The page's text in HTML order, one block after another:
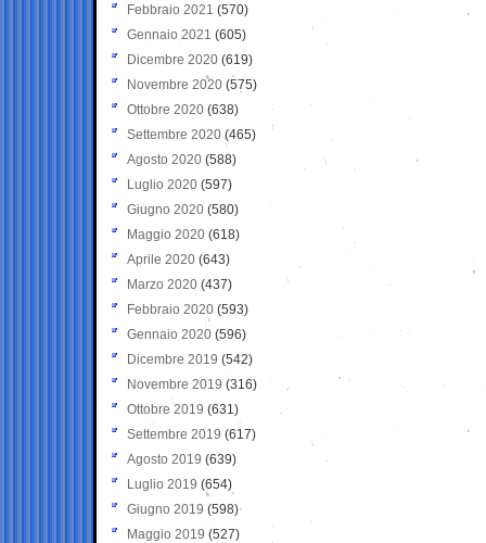
Febbraio 2021 (570)
Gennaio 2021 (605)
Dicembre 2020 (619)
Novembre 2020 (575)
Ottobre 2020 (638)
Settembre 2020(465)
Agosto 2020 (588)
Luglio 2020 (597)
Giugno 2020 (580)
Maggio 2020 (618)
Aprile 2020 (643)
Marzo 2020 (437)
Febbraio 2020 (593)
Gennaio 2020 (596)
Dicembre 2019 (542)
Novembre 2019 (316)
Ottobre 2019 (631)
Settembre 2019 (617)
Agosto 2019 (639)
Luglio 2019 (654)
Giugno 2019 (598)
Maggio 2019 (527)